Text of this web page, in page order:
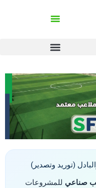
(توريد وتصدير)
صناعي للمشروعات